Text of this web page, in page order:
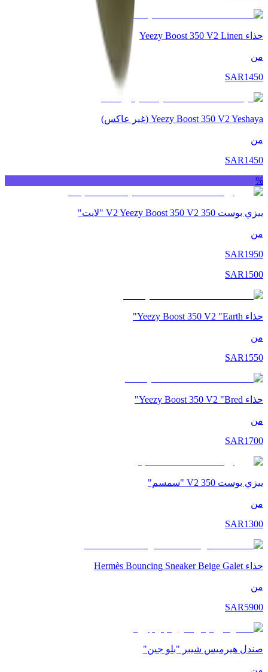
حذاء Yeezy Boost 350 V2 Linen
من
SAR1450
Yeezy Boost 350 V2 Yeshaya (غير عاكس)
من
SAR1450
%
ييزي بوست 350 V2 Yeezy Boost 350 V2 "لايت"
من
SAR1950
SAR1500
حذاء Yeezy Boost 350 V2 "Earth"
من
SAR1550
حذاء Yeezy Boost 350 V2 "Bred"
من
SAR1700
ييزي بوست 350 V2 "سمسم"
من
SAR1300
حذاء Hermès Bouncing Sneaker Beige Galet
من
SAR5900
صندل هيرميس شيبر "بلو جين"